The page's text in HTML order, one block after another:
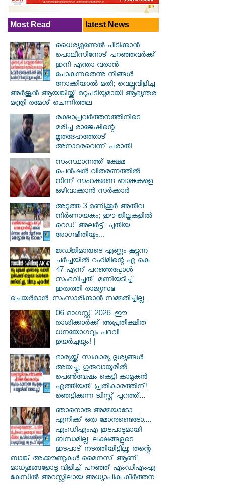
Most Read latest News
ധൈര്യമുണ്ടേൽ പിടിക്കാൻ
പൊലീസിനോട് പറഞ്ഞവർക്ക്
ഇനി എന്താ വരാൻ
പോകുന്നതെന്നു നിങ്ങൾ
നോക്കിയാൽ മതി; വെല്ലുവിളിച്ച
അർജുൻ ആയങ്കിയ്ക്ക് മറുപടിയുമായി ആഭ്യന്തര
മന്ത്രി രമേശ് ചെന്നിത്തല
രക്ഷാപ്രവര്‍ത്തനത്തിനിടെ
മരിച്ച രാജേഷിന്റെ
മൃതദേഹത്തോട്
അനാദരവെന്ന് പരാതി
സംസ്ഥാനത്ത് ക്ഷേമ
പെൻഷൻ വിതരണത്തിൽ
നിന്ന് സഹകരണ ബാങ്കുകളെ
ഒഴിവാക്കാൻ സർക്കാർ
അടുത്ത 3 മണിക്കൂർ അതീവ
നിർണായകം; ഈ ജില്ലകളിൽ
റെഡ് അലർട്ട്: പുതിയ
രോഗഭീതിയും...
ജഡ്ജിമാരുടെ എണ്ണം കൂട്ടുന്ന
ചർച്ചയിൽ റഹിമിന്റെ എ കെ
47 എന്ന് പറഞ്ഞപ്പോൾ
സംഭവിച്ചത്..മണിയടിച്ച്
ഇരുത്തി രാജ്യസഭ
ചെയർമാൻ..സംസാരിക്കാൻ സമ്മതിച്ചില്ല..
06 ഓഗസ്റ്റ് 2026: ഈ
രാശിക്കാർക്ക് അപ്രതീക്ഷിത
ധനയോഗവും പദവി
ഉയർച്ചയും! |
ഭാര്യയ്ക്ക് സ്വകാര്യ ദൃശ്യങ്ങൾ
അയച്ചു; ഗുരുവായൂരിൽ
പെൺവേഷം കെട്ടി കാമുകൻ
എത്തിയത് പ്രതികാരത്തിന്!
ഞെട്ടിക്കുന്ന ട്വിസ്റ്റ് പുറത്ത്...
ഞാനൊരു അമ്മയാടോ....
എനിക്ക് ഒരു മോനുണ്ടെടോ....
എംഡിഎംഎ ഇടപാടുമായി
ബന്ധമില്ല; ലക്ഷങ്ങളുടെ
ഇടപാട് നടത്തിയിട്ടില്ല; തന്റെ
ബാങ്ക് അക്കൗണ്ടുകൾ മൈനസ് ആണ്;
മാധ്യമങ്ങളോടു വിളിച്ച് പറഞ്ഞ് എംഡിഎംഎ
കേസിൽ അറസ്റ്റിലായ അധ്യാപിക കീർത്തന